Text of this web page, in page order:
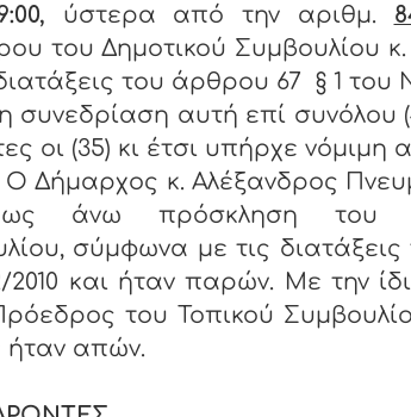
ύστερα από την αριθμ.
του Δημοτικού Συμβουλίου
του άρθρου 67 § 1 του
συνεδρίαση αυτή επί συνόλου
οι (35) κι έτσι υπήρχε νόμιμη
κ. Αλέξανδρος
άνω πρόσκληση του
σύμφωνα με τις
2010 και ήταν παρών. Με την
του Τοπικού
ήταν απών.